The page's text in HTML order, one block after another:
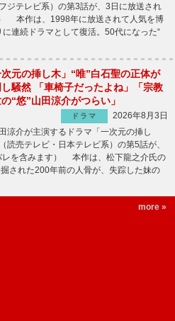
ジテレビ系）の第3話が、3日に放送され
本作は、1998年に放送されて人気を博
連続ドラマとして復活。50代になった“
次元の挿し木」“唯”白石聖の正体が
し騒然 「車椅子だったよね」「宗教
“悠”山田涼介がつらい」
ドラマ
2026年8月3日
涼介が主演するドラマ「一次元の挿し
読売テレビ・日本テレビ系）の第5話が、
レを含みます） 本作は、松下龍之介氏の
された200年前の人骨が、失踪した妹の
more »